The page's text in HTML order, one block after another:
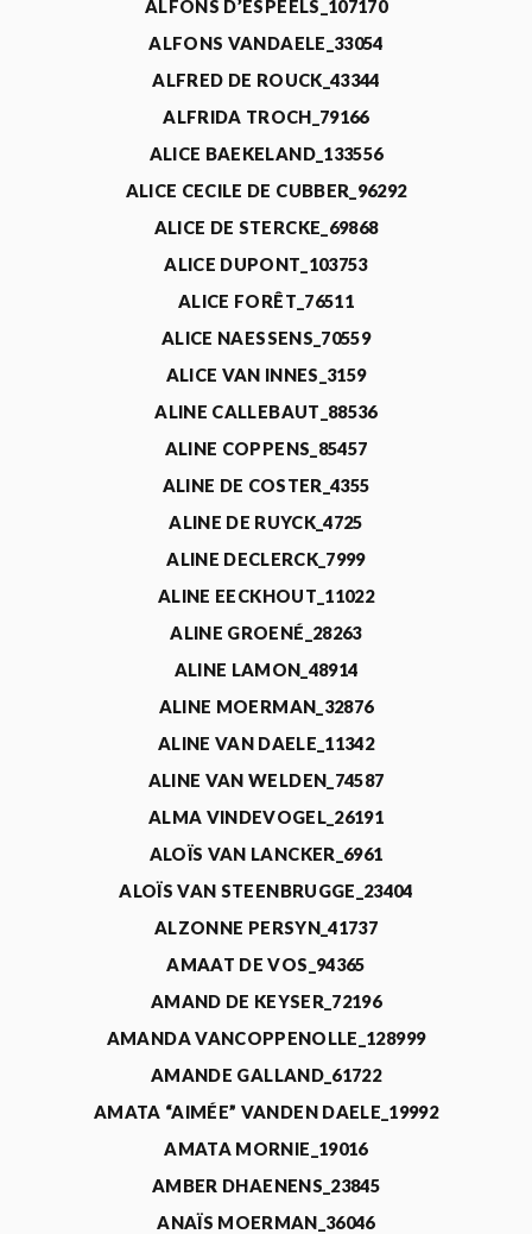
ALFONS D’ESPEELS_107170
ALFONS VANDAELE_33054
ALFRED DE ROUCK_43344
ALFRIDA TROCH_79166
ALICE BAEKELAND_133556
ALICE CECILE DE CUBBER_96292
ALICE DE STERCKE_69868
ALICE DUPONT_103753
ALICE FORÊT_76511
ALICE NAESSENS_70559
ALICE VAN INNES_3159
ALINE CALLEBAUT_88536
ALINE COPPENS_85457
ALINE DE COSTER_4355
ALINE DE RUYCK_4725
ALINE DECLERCK_7999
ALINE EECKHOUT_11022
ALINE GROENÉ_28263
ALINE LAMON_48914
ALINE MOERMAN_32876
ALINE VAN DAELE_11342
ALINE VAN WELDEN_74587
ALMA VINDEVOGEL_26191
ALOÏS VAN LANCKER_6961
ALOÏS VAN STEENBRUGGE_23404
ALZONNE PERSYN_41737
AMAAT DE VOS_94365
AMAND DE KEYSER_72196
AMANDA VANCOPPENOLLE_128999
AMANDE GALLAND_61722
AMATA “AIMÉE” VANDEN DAELE_19992
AMATA MORNIE_19016
AMBER DHAENENS_23845
ANAÏS MOERMAN_36046